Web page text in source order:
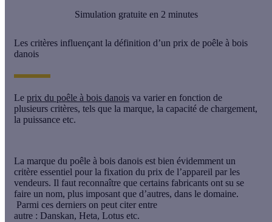
Simulation gratuite en 2 minutes
Les critères influençant la définition d’un prix de poêle à bois
danois
Le prix du poêle à bois danois va varier en fonction de
plusieurs critères, tels que la marque, la capacité de chargement,
la puissance etc.
La marque du poêle à bois danois est bien évidemment un
critère essentiel pour la fixation du prix de l’appareil par les
vendeurs. Il faut reconnaître que certains fabricants ont su se
faire un nom, plus imposant que d’autres, dans le domaine.
Parmi ces derniers on peut citer entre
autre : Danskan, Heta, Lotus etc.